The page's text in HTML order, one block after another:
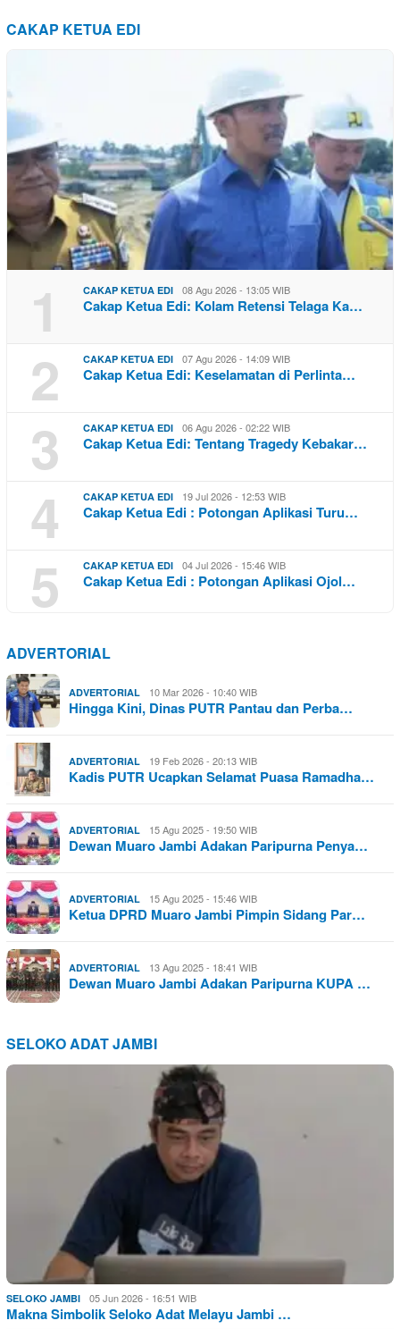
CAKAP KETUA EDI
1 CAKAP KETUA EDI 08 Agu 2026 - 13:05 WIB
Cakap Ketua Edi: Kolam Retensi Telaga Ka…
2 CAKAP KETUA EDI 07 Agu 2026 - 14:09 WIB
Cakap Ketua Edi: Keselamatan di Perlinta…
3 CAKAP KETUA EDI 06 Agu 2026 - 02:22 WIB
Cakap Ketua Edi: Tentang Tragedy Kebakar…
4 CAKAP KETUA EDI 19 Jul 2026 - 12:53 WIB
Cakap Ketua Edi : Potongan Aplikasi Turu…
5 CAKAP KETUA EDI 04 Jul 2026 - 15:46 WIB
Cakap Ketua Edi : Potongan Aplikasi Ojol…
ADVERTORIAL
ADVERTORIAL 10 Mar 2026 - 10:40 WIB
Hingga Kini, Dinas PUTR Pantau dan Perba…
ADVERTORIAL 19 Feb 2026 - 20:13 WIB
Kadis PUTR Ucapkan Selamat Puasa Ramadha…
ADVERTORIAL 15 Agu 2025 - 19:50 WIB
Dewan Muaro Jambi Adakan Paripurna Penya…
ADVERTORIAL 15 Agu 2025 - 15:46 WIB
Ketua DPRD Muaro Jambi Pimpin Sidang Par…
ADVERTORIAL 13 Agu 2025 - 18:41 WIB
Dewan Muaro Jambi Adakan Paripurna KUPA …
SELOKO ADAT JAMBI
SELOKO JAMBI 05 Jun 2026 - 16:51 WIB
Makna Simbolik Seloko Adat Melayu Jambi …